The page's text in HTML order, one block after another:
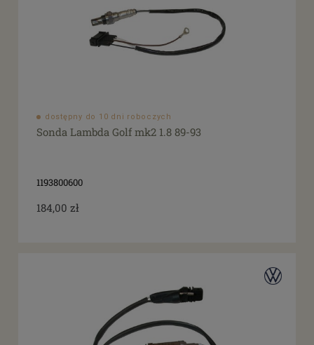
dostępny do 10 dni roboczych
Sonda Lambda Golf mk2 1.8 89-93
1193800600
184,00 zł